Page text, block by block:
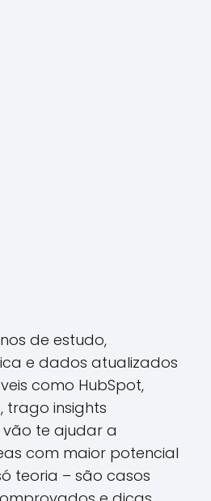
de estudo,
e dados atualizados
como HubSpot,
trago insights
te ajudar a
com maior potencial
teoria – são casos